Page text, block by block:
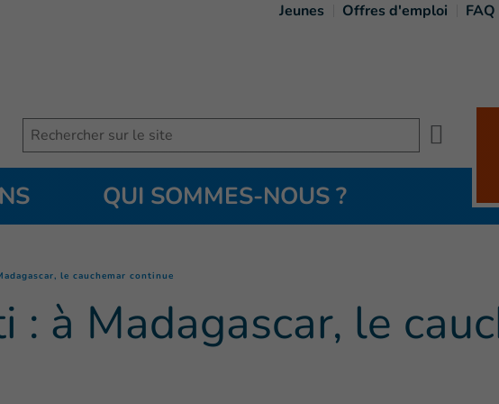
Jeunes Offres d'emploi FAQ
Search
QUI SOMMES-NOUS ?
le cauchemar continue
: à Madagascar, le